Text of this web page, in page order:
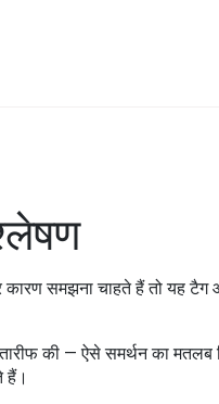
समझना चाहते हैं तो यह
की — ऐसे समर्थन का मतलब
हैं।